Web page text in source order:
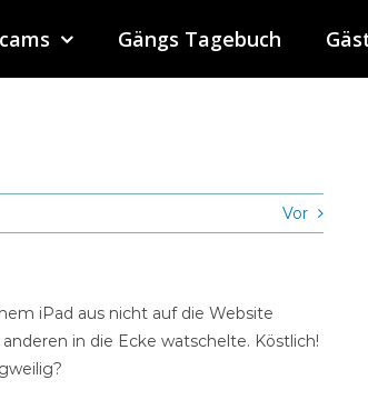
Gängs Tagebuch
Vor
iPad aus nicht auf die Website
in die Ecke watschelte. Köstlich!